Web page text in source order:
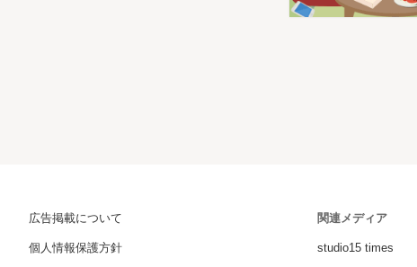
広告掲載について
個人情報保護方針
関連メディア
studio15 times